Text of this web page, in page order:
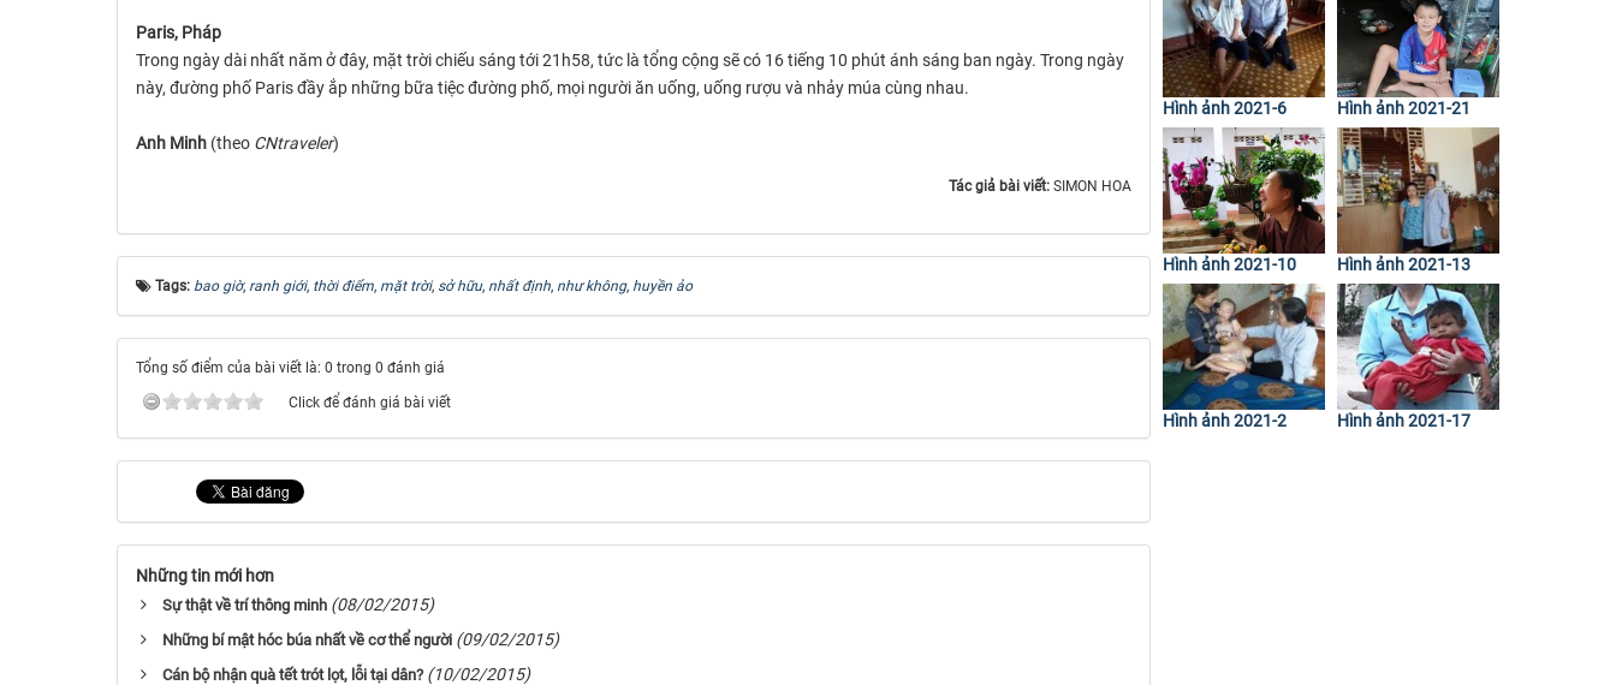
Paris, Pháp
Trong ngày dài nhất năm ở đây, mặt trời chiếu sáng tới 21h58, tức là tổng cộng sẽ có 16 tiếng 10 phút ánh sáng ban ngày. Trong ngày
này, đường phố Paris đầy ắp những bữa tiệc đường phố, mọi người ăn uống, uống rượu và nhảy múa cùng nhau.
Anh Minh (theo CNtraveler)
Tác giả bài viết: SIMON HOA
Tags: bao giờ, ranh giới, thời điểm, mặt trời, sở hữu, nhất định, như không, huyền ảo
Tổng số điểm của bài viết là: 0 trong 0 đánh giá
Click để đánh giá bài viết
Những tin mới hơn
Sự thật về trí thông minh (08/02/2015)
Những bí mật hóc búa nhất về cơ thể người (09/02/2015)
Cán bộ nhận quà tết trót lọt, lỗi tại dân? (10/02/2015)
Hình ảnh 2021-6 Hình ảnh 2021-21
Hình ảnh 2021-10 Hình ảnh 2021-13
Hình ảnh 2021-2 Hình ảnh 2021-17